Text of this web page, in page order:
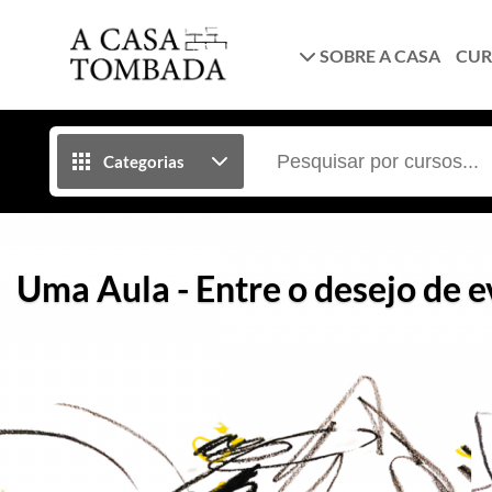
SOBRE A CASA
Categorias
Uma Aula - Entre o desejo de